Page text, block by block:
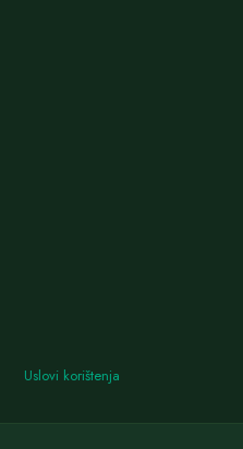
Uslovi korištenja